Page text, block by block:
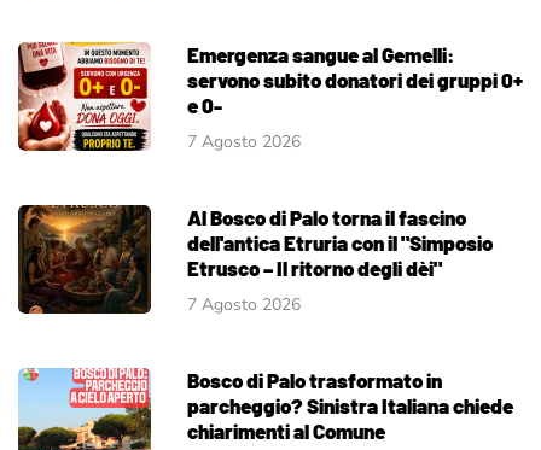
Emergenza sangue al Gemelli:
servono subito donatori dei gruppi 0+
e 0-
7 Agosto 2026
Al Bosco di Palo torna il fascino
dell'antica Etruria con il "Simposio
Etrusco – Il ritorno degli dèi"
7 Agosto 2026
Bosco di Palo trasformato in
parcheggio? Sinistra Italiana chiede
chiarimenti al Comune